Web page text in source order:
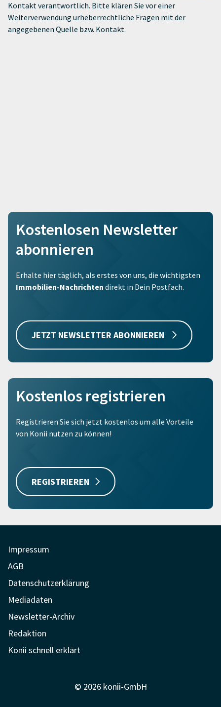
Kontakt verantwortlich. Bitte klären Sie vor einer
Weiterverwendung urheberrechtliche Fragen mit der
angegebenen Quelle bzw. Kontakt.
Kostenlosen Newsletter
abonnieren
Erhalte hier täglich, als erstes von uns, die wichtigsten
Immobilien-Nachrichten direkt in Dein Postfach.
JETZT NEWSLETTER ABONNIEREN
Kostenlos registrieren
Registrieren Sie sich jetzt kostenlos um alle Vorteile
von Konii nutzen zu können!
REGISTRIEREN
Impressum
AGB
Datenschutzerklärung
Mediadaten
Newsletter-Archiv
Redaktion
Konii schnell erklärt
© 2026 konii-GmbH